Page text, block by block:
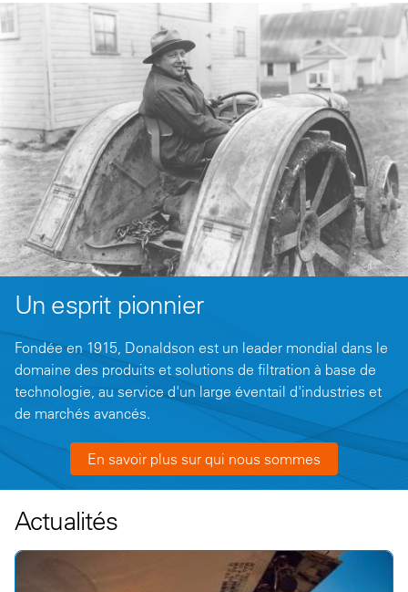
Un esprit pionnier
Fondée en 1915, Donaldson est un leader mondial dans le
domaine des produits et solutions de filtration à base de
technologie, au service d'un large éventail d'industries et
de marchés avancés.
En savoir plus sur qui nous sommes
Actualités